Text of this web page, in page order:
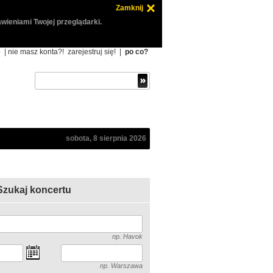
Zamknij
Twojej przeglądarki.
| nie masz konta?! zarejestruj się! po co?
sobota, 8 sierpnia 2026
koncertu
np. Havok
np. Warszawa